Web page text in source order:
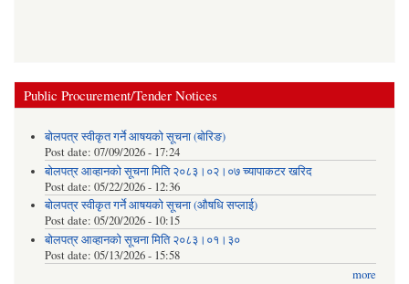
Public Procurement/Tender Notices
बोलपत्र स्वीकृत गर्ने आषयको सूचना (बोरिङ)
Post date: 07/09/2026 - 17:24
बोलपत्र आव्हानको सूचना मिति २०८३।०२।०७ च्यापाकटर खरिद
Post date: 05/22/2026 - 12:36
बोलपत्र स्वीकृत गर्ने आषयको सूचना (औषधि सप्लाई)
Post date: 05/20/2026 - 10:15
बोलपत्र आव्हानको सूचना मिति २०८३।०१।३०
Post date: 05/13/2026 - 15:58
more